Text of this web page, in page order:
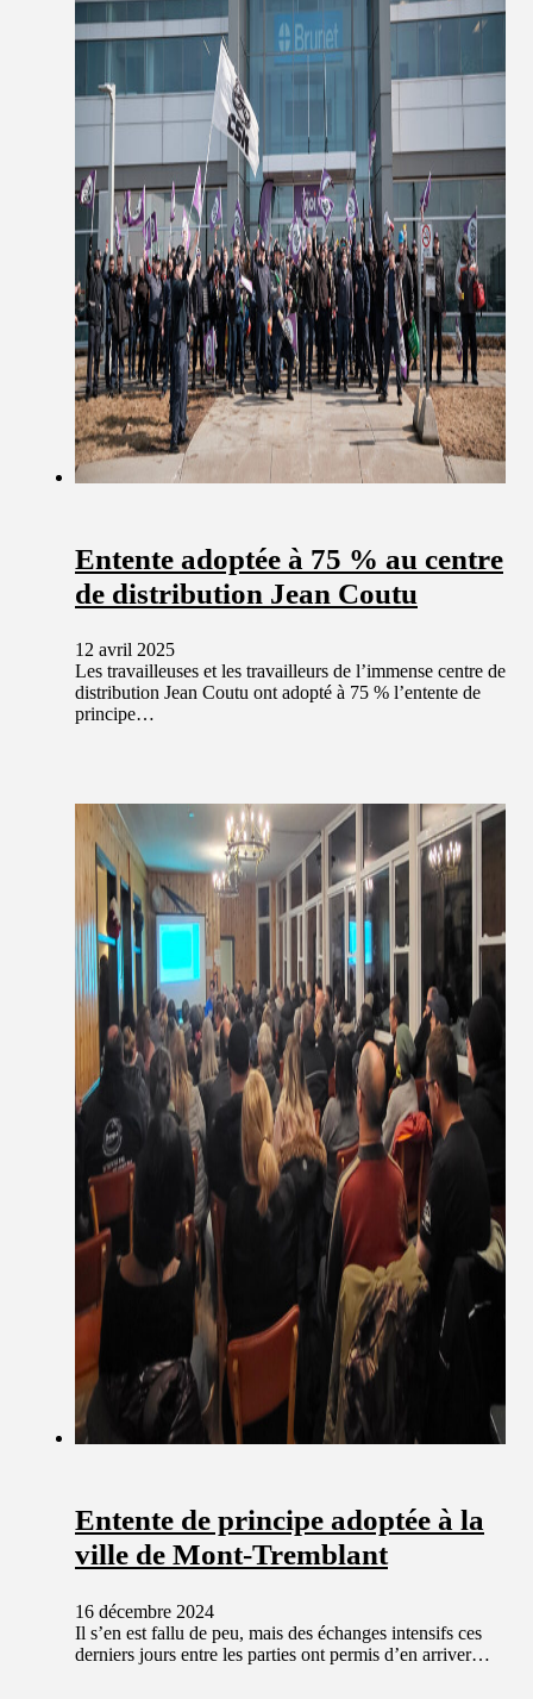
Entente adoptée à 75 % au centre
de distribution Jean Coutu
12 avril 2025
Les travailleuses et les travailleurs de l’immense centre de
distribution Jean Coutu ont adopté à 75 % l’entente de
principe…
Entente de principe adoptée à la
ville de Mont-Tremblant
16 décembre 2024
Il s’en est fallu de peu, mais des échanges intensifs ces
derniers jours entre les parties ont permis d’en arriver…